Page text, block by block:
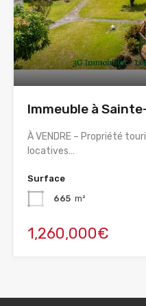
Immeuble à
À VENDRE – Propriété
locatives…
Surface
665 m²
1,260,000€